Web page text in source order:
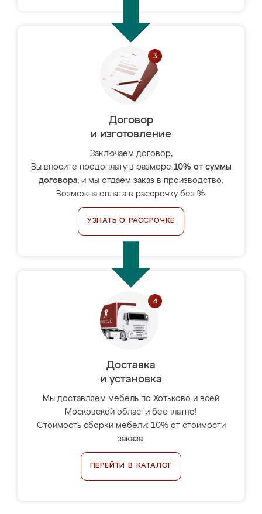
Договор
и изготовление
Заключаем договор,
Вы вносите предоплату в размере 10% от суммы
договора, и мы отдаём заказ в производство.
Возможна оплата в рассрочку без %.
УЗНАТЬ О РАССРОЧКЕ
Доставка
и установка
Мы доставляем мебель по Хотьково и всей
Московской области бесплатно!
Стоимость сборки мебели: 10% от стоимости
заказа.
ПЕРЕЙТИ В КАТАЛОГ